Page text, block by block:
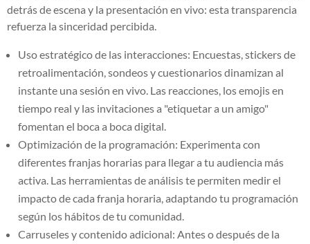
detrás de escena y la presentación en vivo: esta transparencia
refuerza la sinceridad percibida.
Uso estratégico de las interacciones: Encuestas, stickers de
retroalimentación, sondeos y cuestionarios dinamizan al
instante una sesión en vivo. Las reacciones, los emojis en
tiempo real y las invitaciones a "etiquetar a un amigo"
fomentan el boca a boca digital.
Optimización de la programación: Experimenta con
diferentes franjas horarias para llegar a tu audiencia más
activa. Las herramientas de análisis te permiten medir el
impacto de cada franja horaria, adaptando tu programación
según los hábitos de tu comunidad.
Carruseles y contenido adicional: Antes o después de la